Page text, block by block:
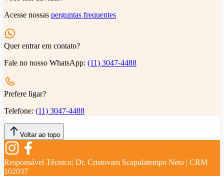
Acesse nossas perguntas frequentes
Quer entrar em contato?
Fale no nosso WhatsApp: (11) 3047-4488
Prefere ligar?
Telefone: (11) 3047-4488
Voltar ao topo
Responsável Técnico: Dr. Cristovam Scapulatempo Neto | CRM
102037